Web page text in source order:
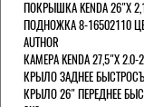
ПОКРЫШКА KENDA 26"Х
ПОДНОЖКА 8-16502110
AUTHOR
КАМЕРА KENDA 27,5"Х
КРЫЛО ЗАДНЕЕ
КРЫЛО 26" ПЕРЕДНЕЕ